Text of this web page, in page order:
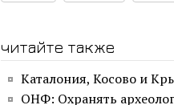
читайте также
Каталония, Косово и
ОНФ: Охранять